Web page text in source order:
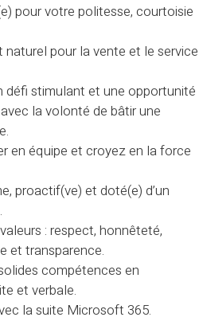
pour votre politesse, courtoisie
pour la vente et le service
défi stimulant et une opportunité
la volonté de bâtir une
en équipe et croyez en la force
proactif(ve) et doté(e) d’un
: respect, honnêteté,
et transparence.
compétences en
et verbale.
la suite Microsoft 365.